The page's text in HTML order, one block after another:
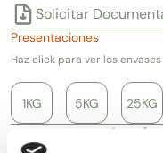
Solicitar
Presentaciones
Haz click para ver los envases
1KG 5KG 25KG